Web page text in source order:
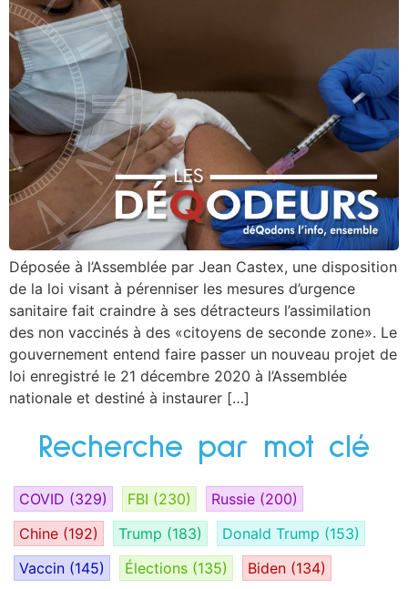
Déposée à l’Assemblée par Jean Castex, une disposition
de la loi visant à pérenniser les mesures d’urgence
sanitaire fait craindre à ses détracteurs l’assimilation
des non vaccinés à des «citoyens de seconde zone». Le
gouvernement entend faire passer un nouveau projet de
loi enregistré le 21 décembre 2020 à l’Assemblée
nationale et destiné à instaurer […]
Recherche par mot clé
COVID (329) FBI (230) Russie (200)
Chine (192) Trump (183) Donald Trump (153)
Vaccin (145) Élections (135) Biden (134)